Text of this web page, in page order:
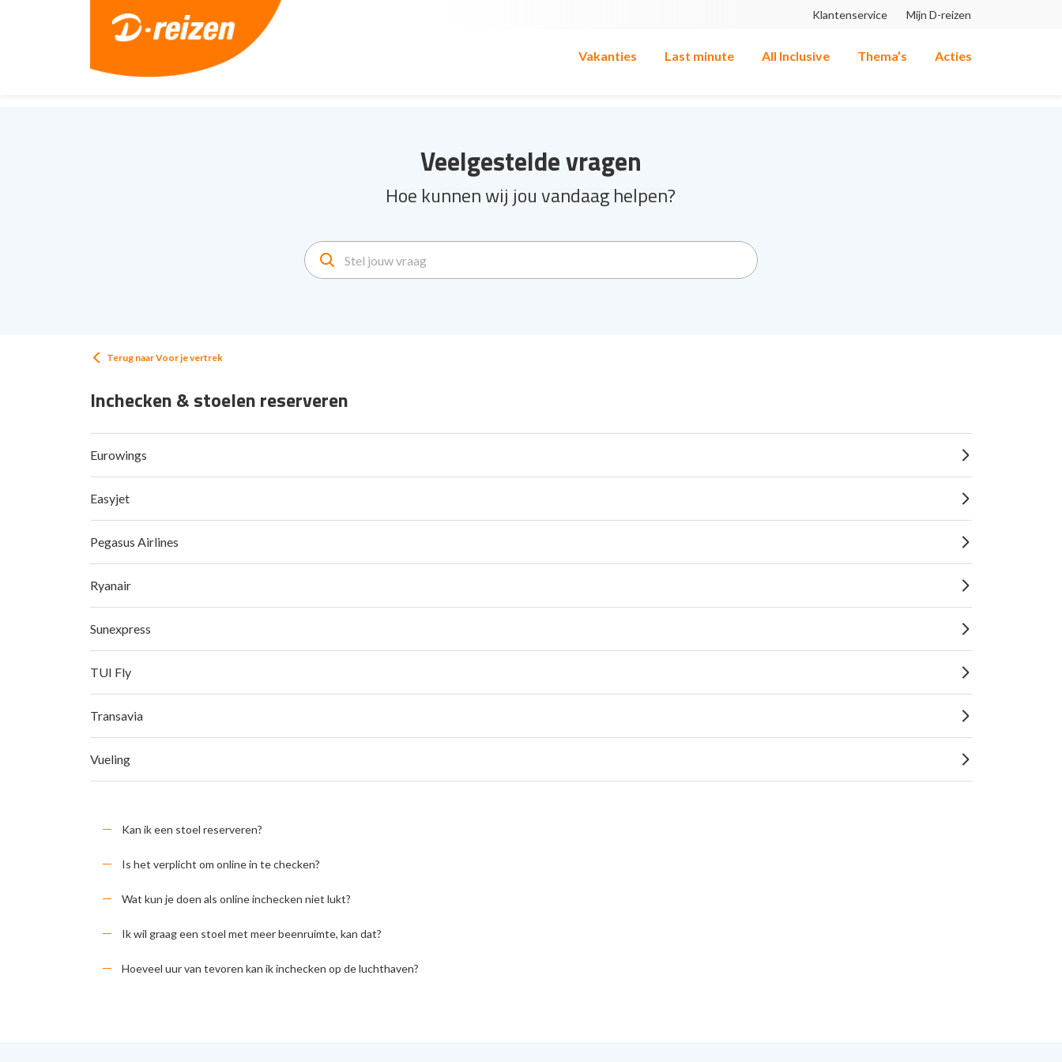
Klantenservice Mijn D-reizen
Vakanties Last minute All Inclusive Thema’s Acties
Veelgestelde vragen
Hoe kunnen wij jou vandaag helpen?
Terug naarVoor je vertrek
Inchecken & stoelen reserveren
Eurowings
Easyjet
Pegasus Airlines
Ryanair
Sunexpress
TUI Fly
Transavia
Vueling
Kan ik een stoel reserveren?
Is het verplicht om online in te checken?
Wat kun je doen als online inchecken niet lukt?
Ik wil graag een stoel met meer beenruimte, kan dat?
Hoeveel uur van tevoren kan ik inchecken op de luchthaven?